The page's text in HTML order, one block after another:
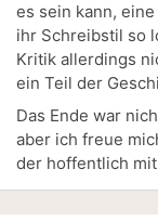
es sein kann,
ihr Schreibstil so
Kritik allerdings
ein Teil der
Das Ende war
aber ich freue
der hoffentlich